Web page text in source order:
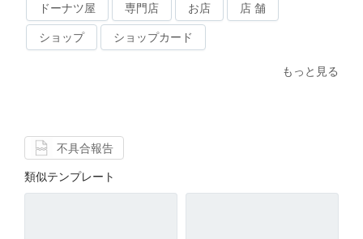
ドーナツ屋 専門店 お店 店 舗
ショップ ショップカード
もっと見る
不具合報告
類似テンプレート